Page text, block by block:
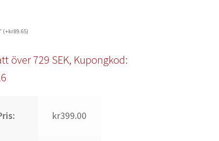
(+kr89.65)
över 729 SEK, Kupongkod:
kr399.00